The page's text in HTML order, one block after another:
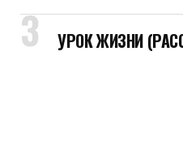
УРОК ЖИЗНИ